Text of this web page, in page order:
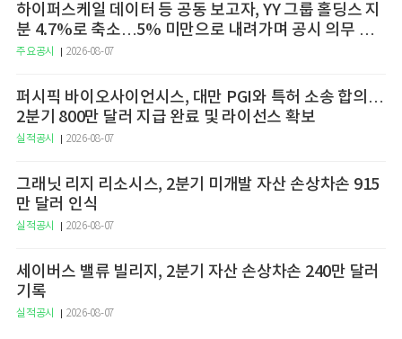
하이퍼스케일 데이터 등 공동 보고자, YY 그룹 홀딩스 지
분 4.7%로 축소…5% 미만으로 내려가며 공시 의무 종
료
주요공시 2026-08-07
퍼시픽 바이오사이언시스, 대만 PGI와 특허 소송 합의…
2분기 800만 달러 지급 완료 및 라이선스 확보
실적공시 2026-08-07
그래닛 리지 리소시스, 2분기 미개발 자산 손상차손 915
만 달러 인식
실적공시 2026-08-07
세이버스 밸류 빌리지, 2분기 자산 손상차손 240만 달러
기록
실적공시 2026-08-07